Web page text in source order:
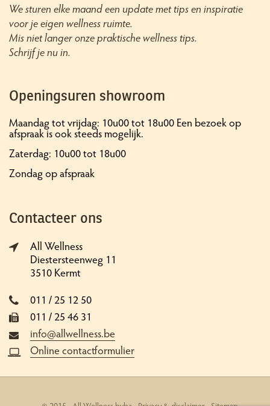
We sturen elke maand een update met tips en inspiratie
voor je eigen wellness ruimte.
Mis niet langer onze praktische wellness tips.
Schrijf je nu in.
Openingsuren showroom
Maandag tot vrijdag: 10u00 tot 18u00 Een bezoek op
afspraak is ook steeds mogelijk.
Zaterdag: 10u00 tot 18u00
Zondag op afspraak
Contacteer ons
All Wellness
Diestersteenweg 11
3510 Kermt
011 / 25 12 50
011 / 25 46 31
info@allwellness.be
Online contactformulier